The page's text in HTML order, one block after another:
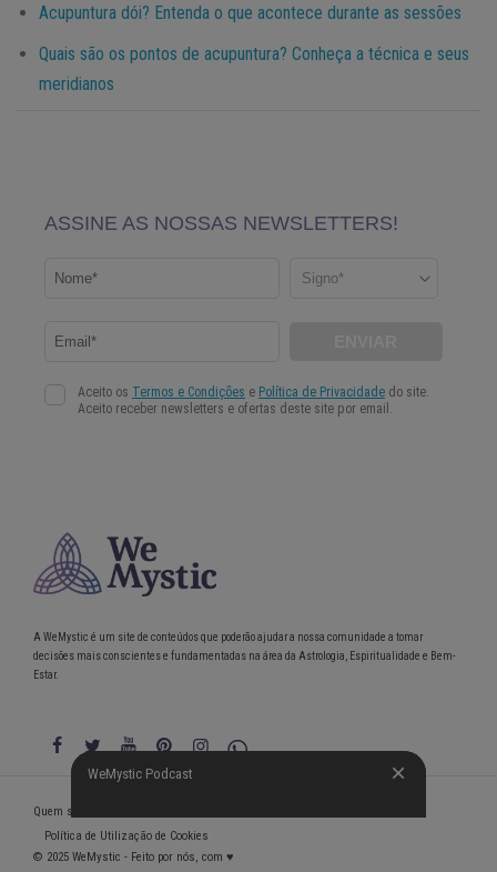
Acupuntura dói? Entenda o que acontece durante as sessões
Quais são os pontos de acupuntura? Conheça a técnica e seus
meridianos
WeMystic Podcast
A WeMystic é um site de conteúdos que poderão ajudar a nossa comunidade a tomar
decisões mais conscientes e fundamentadas na área da Astrologia, Espiritualidade e Bem-
Estar.
WeMystic Podcast
Quem somos
Política de Utilização de Cookies
© 2025 WeMystic - Feito por nós, com ♥